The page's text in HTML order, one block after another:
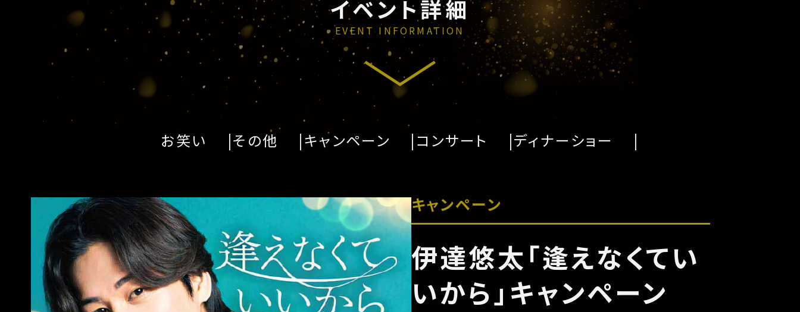
イベント詳細
EVENT INFORMATION
お笑い その他 キャンペーン コンサート ディナーショー
キャンペーン
伊達悠太「逢えなくてい
いから」キャンペーン